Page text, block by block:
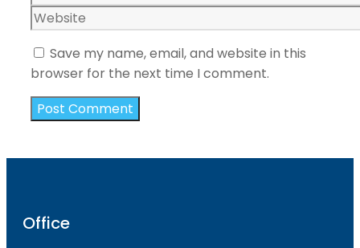
Website
Save my name, email, and website in this
browser for the next time I comment.
Office